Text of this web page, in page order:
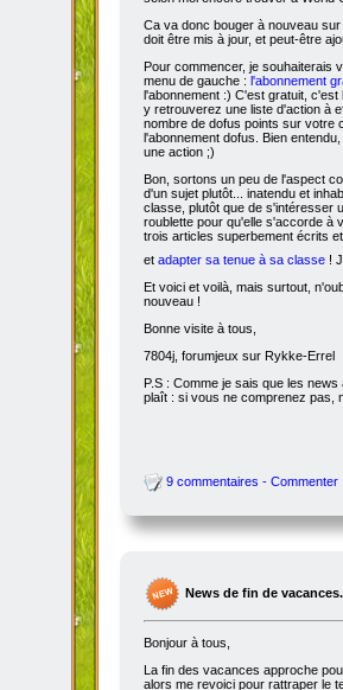
Bonjour à tous !
Comme vous le savez sûrement,
surtout... une version qui
Dofus après une pause de près
Comme à son habitude, Ankama
de même songer aussi à la
selon moi encore trouver à World
Ca va donc bouger à nouveau
doit être mis à jour, et peut-être
Pour commencer, je souhaiterais
menu de gauche :l'abonnement
l'abonnement :) C'est gratuit,
y retrouverez une liste d'action à
nombre de dofus points sur votre
l'abonnement dofus. Bien
une action ;)
Bon, sortons un peu de l'aspect
classe, plutôt que de s'intéresser
trois articles superbement écrits
etadapter sa tenue à sa classe!
Et voici et voilà, mais surtout,
7804j, forumjeux sur Rykke-Errel
plaît : si vous ne comprenez pas,
9 commentaires - Commenter